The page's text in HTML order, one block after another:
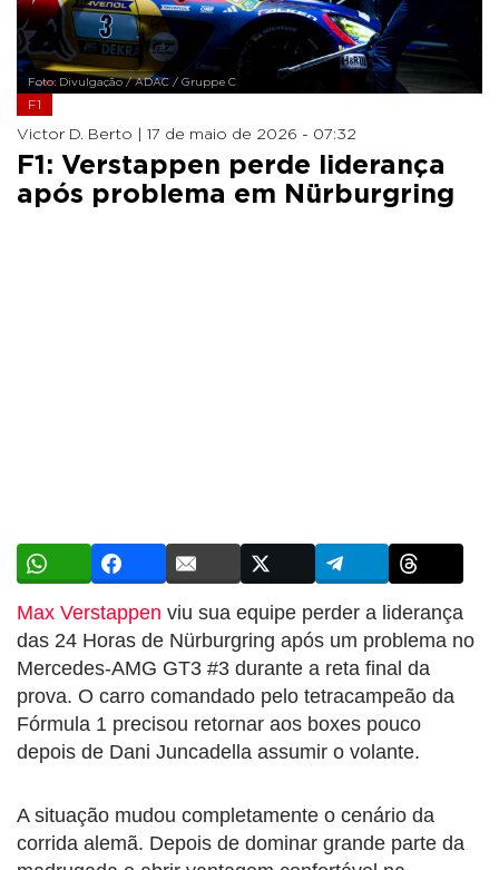
Foto: Divulgação / ADAC / Gruppe C
F1
Victor D. Berto | 17 de maio de 2026 - 07:32
F1: Verstappen perde liderança
após problema em Nürburgring
Max Verstappen viu sua equipe perder a liderança
das 24 Horas de Nürburgring após um problema no
Mercedes-AMG GT3 #3 durante a reta final da
prova. O carro comandado pelo tetracampeão da
Fórmula 1 precisou retornar aos boxes pouco
depois de Dani Juncadella assumir o volante.
A situação mudou completamente o cenário da
corrida alemã. Depois de dominar grande parte da